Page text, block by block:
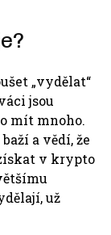
„vydělat“
jsou
mít mnoho.
a vědí, že
v krypto
už